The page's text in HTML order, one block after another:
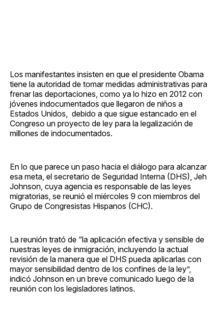
Los manifestantes insisten en que el presidente Obama
tiene la autoridad de tomar medidas administrativas para
frenar las deportaciones, como ya lo hizo en 2012 con
jóvenes indocumentados que llegaron de niños a
Estados Unidos, debido a que sigue estancado en el
Congreso un proyecto de ley para la legalización de
millones de indocumentados.
En lo que parece un paso hacia el diálogo para alcanzar
esa meta, el secretario de Seguridad Interna (DHS), Jeh
Johnson, cuya agencia es responsable de las leyes
migratorias, se reunió el miércoles 9 con miembros del
Grupo de Congresistas Hispanos (CHC).
La reunión trató de “la aplicación efectiva y sensible de
nuestras leyes de inmigración, incluyendo la actual
revisión de la manera que el DHS pueda aplicarlas con
mayor sensibilidad dentro de los confines de la ley”,
indicó Johnson en un breve comunicado luego de la
reunión con los legisladores latinos.